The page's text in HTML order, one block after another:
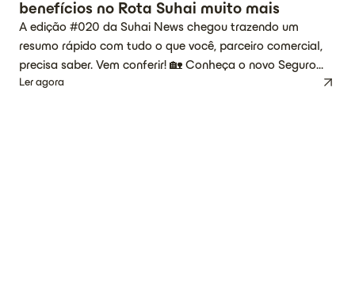
benefícios no Rota Suhai muito mais
A edição #020 da Suhai News chegou trazendo um
resumo rápido com tudo o que você, parceiro comercial,
precisa saber. Vem conferir! 🏡 Conheça o novo Seguro
Residencial Suhai A Suhai está ampliando seu portfólio e,
Ler agora